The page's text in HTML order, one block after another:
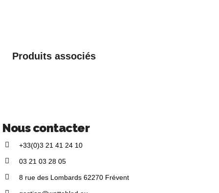
Produits associés
Nous contacter
+33(0)3 21 41 24 10
03 21 03 28 05
8 rue des Lombards 62270 Frévent